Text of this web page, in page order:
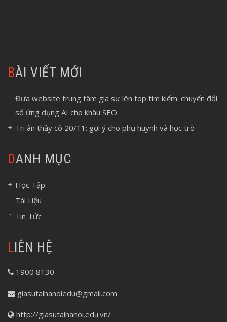
BÀI VIẾT MỚI
Đưa website trung tâm gia sư lên top tìm kiếm: chuyển đổi
số ứng dụng AI cho khâu SEO
Tri ân thầy cô 20/11: gợi ý cho phụ huynh và học trò
DANH MỤC
Học Tập
Tài Liệu
Tin Tức
LIÊN HỆ
1900 8130
giasutaihanoiedu@gmail.com
http://giasutaihanoi.edu.vn/